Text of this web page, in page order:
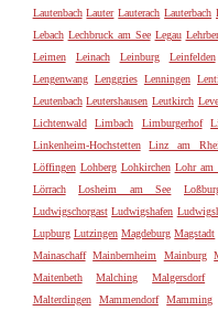
Lautenbach Lauter Lauterach Lauterbach
Lebach Lechbruck am See Legau
Leimen
Leinach Leinburg Leinfelden
Lengenwang Lenggries Lenningen
Leutenbach Leutershausen Leutkirch
Lichtenwald
Limbach Limburgerhof
Linkenheim-Hochstetten
Linz am
Löffingen Lohberg Lohkirchen Lohr am
Lörrach
Losheim am See
Ludwigschorgast Ludwigshafen
Lupburg Lutzingen Magdeburg Magstadt
Mainaschaff Mainbernheim Mainburg
Maitenbeth
Malching Malgersdorf
Malterdingen
Mammendorf Mamming